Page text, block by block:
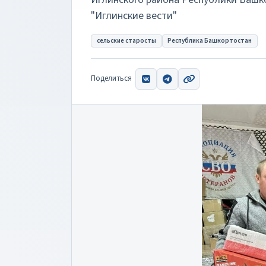
"Иглинские вести"
сельские старосты Республика Башкортостан
Поделиться ВКонтакте
TelegramСкопировать